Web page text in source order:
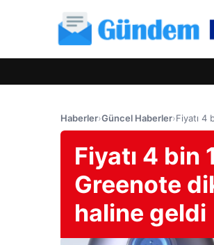
Haberler›Güncel Haberler›Fiyatı 4
Fiyatı 4 bin
Greenote
haline geldi